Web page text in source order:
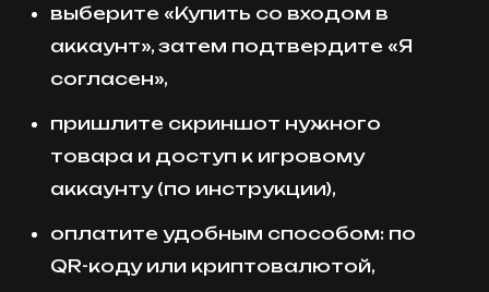
выберите «Купить со входом в
аккаунт», затем подтвердите «Я
согласен»,
пришлите скриншот нужного
товара и доступ к игровому
аккаунту (по инструкции),
оплатите удобным способом: по
QR-коду или криптовалютой,